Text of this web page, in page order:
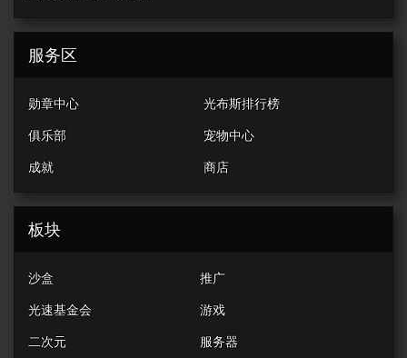
服务区
勋章中心 光布斯排行榜
俱乐部 宠物中心
成就 商店
板块
沙盒 推广
光速基金会 游戏
二次元 服务器